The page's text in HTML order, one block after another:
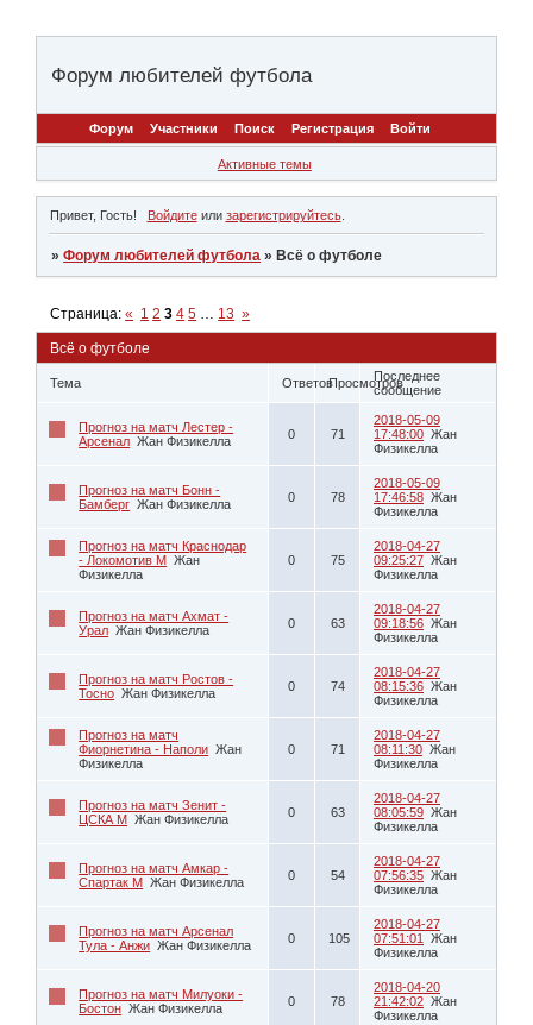
Форум любителей футбола
Форум Участники Поиск Регистрация Войти
Активные темы
Привет, Гость! Войдитеили зарегистрируйтесь.
»Форум любителей футбола » Всё о футболе
Всё о футболе
Страница:« 1 2 3 4 5 13 »
Тема ОтветовПросмотровПоследнее
сообщение
Прогноз на матч Лестер -
Арсенал Жан Физикелла 0 71
2018-05-09
17:48:00 Жан
Физикелла
Прогноз на матч Бонн -
Бамберг Жан Физикелла 0 78
2018-05-09
17:46:58 Жан
Физикелла
Прогноз на матч Краснодар
- Локомотив М Жан
Физикелла
0 75
2018-04-27
09:25:27 Жан
Физикелла
Прогноз на матч Ахмат -
Урал Жан Физикелла 0 63
2018-04-27
09:18:56 Жан
Физикелла
Прогноз на матч Ростов -
Тосно Жан Физикелла 0 74
2018-04-27
08:15:36 Жан
Физикелла
Прогноз на матч
Фиорнетина - Наполи Жан
Физикелла
0 71
2018-04-27
08:11:30 Жан
Физикелла
Прогноз на матч Зенит -
ЦСКА М Жан Физикелла 0 63
2018-04-27
08:05:59 Жан
Физикелла
Прогноз на матч Амкар -
Спартак М Жан Физикелла 0 54
2018-04-27
07:56:35 Жан
Физикелла
Прогноз на матч Арсенал
Тула - Анжи Жан Физикелла 0 105
2018-04-27
07:51:01
Жан
Физикелла
Прогноз на матч Милуоки -
Бостон Жан Физикелла 0 78
2018-04-20
21:42:02 Жан
Физикелла